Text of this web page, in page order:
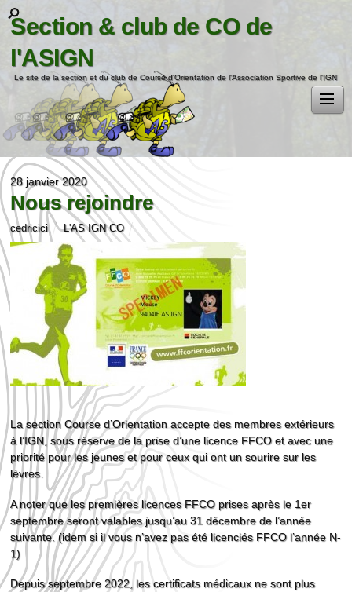
Section & club de CO de
l'ASIGN
Le site de la section et du club de Course d'Orientation de l'Association Sportive de l'IGN
28 janvier 2020
Nous rejoindre
cedricici L'AS IGN CO
La section Course d’Orientation accepte des membres extérieurs
à l’IGN, sous réserve de la prise d’une licence FFCO et avec une
priorité pour les jeunes et pour ceux qui ont un sourire sur les
lèvres.
A noter que les premières licences FFCO prises après le 1er
septembre seront valables jusqu’au 31 décembre de l’année
suivante. (idem si il vous n’avez pas été licenciés FFCO l’année N-
1)
Depuis septembre 2022, les certificats médicaux ne sont plus